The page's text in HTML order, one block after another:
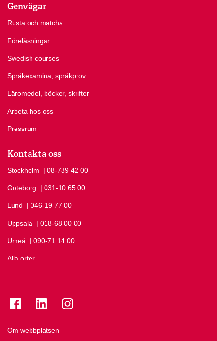
Genvägar
Rusta och matcha
Föreläsningar
Swedish courses
Språkexamina, språkprov
Läromedel, böcker, skrifter
Arbeta hos oss
Pressrum
Kontakta oss
Stockholm Ring Stockholm på
| 08-789 42 00
Göteborg Ring Göteborg på
| 031-10 65 00
Lund Ring Lund på
| 046-19 77 00
Uppsala Ring Uppsala på
| 018-68 00 00
Umeå Ring Umeå på
| 090-71 14 00
Alla orter
Om webbplatsen
Se folkuniversitetet på Facebook
Se folkuniversitetet på LinkedIn